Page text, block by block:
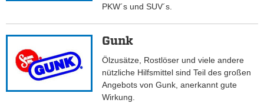
PKW´s und SUV´s.
Gunk
Ölzusätze, Rostlöser und viele andere
nützliche Hilfsmittel sind Teil des großen
Angebots von Gunk, anerkannt gute
Wirkung.